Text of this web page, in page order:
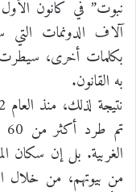
آلاف الدونمات
بكلمات أخرى، سيطرت
به القانون.
الغربية. بل إن سكان
من بيوتهم، من خلال